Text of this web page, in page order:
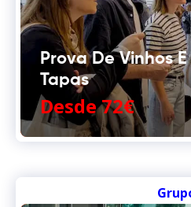
Prova De Vinhos
Tapas
Desde 72€